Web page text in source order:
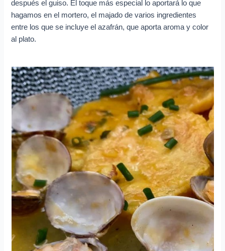
después el guiso. El toque más especial lo aportará lo que
hagamos en el mortero, el majado de varios ingredientes
entre los que se incluye el azafrán, que aporta aroma y color
al plato.